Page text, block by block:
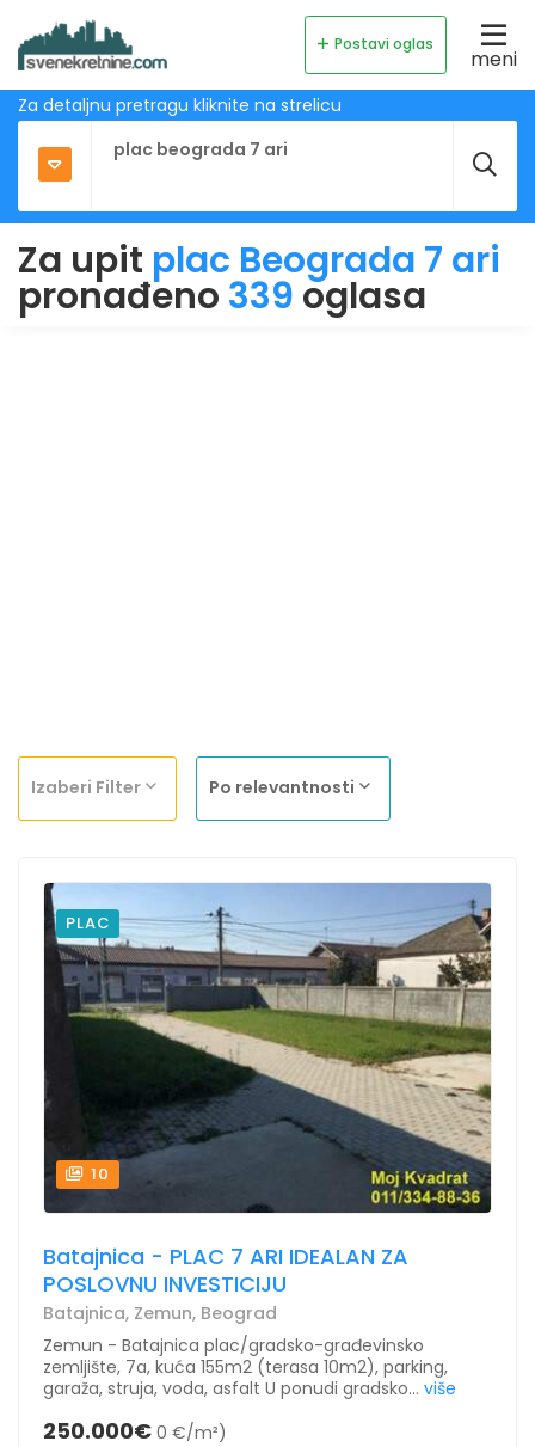
Postavi oglas
meni
Za detaljnu pretragu kliknite na strelicu
Za upit plac Beograda 7 ari
pronađeno 339 oglasa
Izaberi Filter Po relevantnosti
PLAC
10
Batajnica - PLAC 7 ARI IDEALAN ZA
POSLOVNU INVESTICIJU
Batajnica, Zemun, Beograd
Zemun - Batajnica plac/gradsko-građevinsko
zemljište, 7a, kuća 155m2 (terasa 10m2), parking,
garaža, struja, voda, asfalt U ponudi gradsko... više
250.000€ 0 €/m²)